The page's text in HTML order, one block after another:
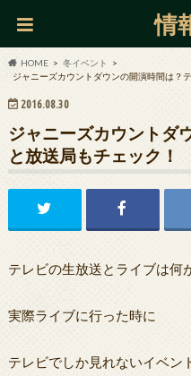
情
HOME
冬イベント
ジャニーズカウントダウンの開演時間は？
2016.08.30
ジャニーズカウントダ
と放送局もチェック！
テレビの生放送とライブは何
実際ライブに行った時に
テレビでしか見れないイベン